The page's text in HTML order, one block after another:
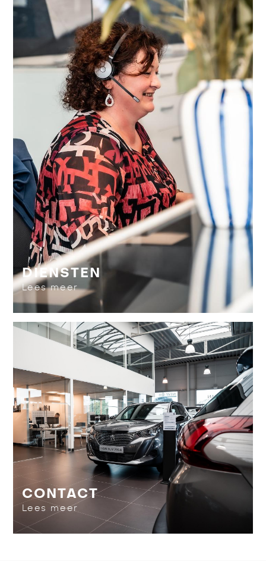
DIENSTEN
Lees meer
CONTACT
Lees meer
CONTACT
Lees meer